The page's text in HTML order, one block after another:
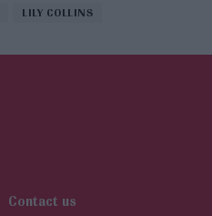
LILY COLLINS
Contact us